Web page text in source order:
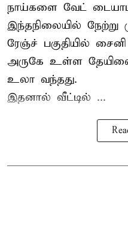
நாய்களை வேட் டையாடி
இந்தநிலையில்
ரேஞ்ச் பகுதியில்
அருகே உள்ள
உலா வந்தது.
இதனால் வீட்டில் ...